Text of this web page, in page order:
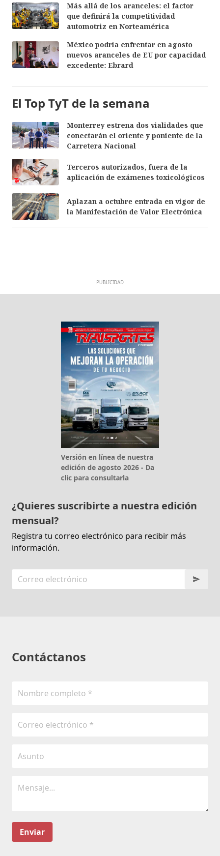
Más allá de los aranceles: el factor
que definirá la competitividad
automotriz en Norteamérica
México podría enfrentar en agosto
nuevos aranceles de EU por capacidad
excedente: Ebrard
El Top TyT de la semana
Monterrey estrena dos vialidades que
conectarán el oriente y poniente de la
Carretera Nacional
Terceros autorizados, fuera de la
aplicación de exámenes toxicológicos
Aplazan a octubre entrada en vigor de
la Manifestación de Valor Electrónica
PUBLICIDAD
Versión en línea de nuestra
edición de agosto 2026 - Da
clic para consultarla
¿Quieres suscribirte a nuestra edición
mensual?
Registra tu correo electrónico para recibir más
información.
Contáctanos
Enviar